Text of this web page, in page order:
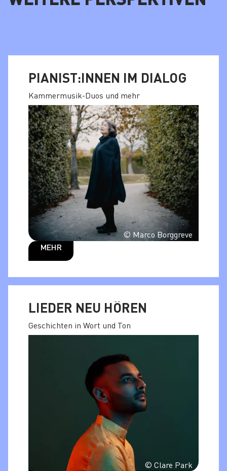
PIANIST:INNEN IM DIALOG
Kammermusik-Duos und mehr
© Marco Borggreve
MEHR
LIEDER NEU HÖREN
Geschichten in Wort und Ton
© Clare Park